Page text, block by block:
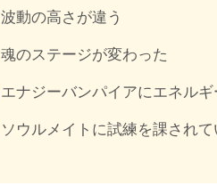
波動の高さが違う
魂のステージが変わった
エナジーバンパイアにエネル
ソウルメイトに試練を課されて